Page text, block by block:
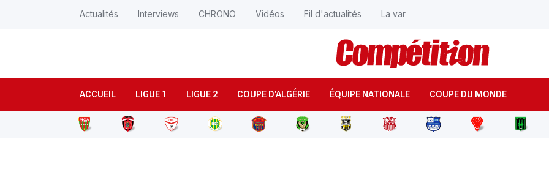
ACCUEIL LIGUE 1 LIGUE 2 COUPE D'ALGÉRIE ÉQUIPE NATIONALE COUPE DU MONDE
Actualités Interviews CHRONO Vidéos Fil d'actualités La var